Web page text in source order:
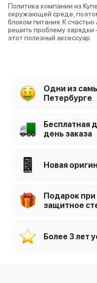
Политика компании из
окружающей среде,
блоком питания. К
решить проблему зарядки
этот полезный аксессуар.
Одни из
Петербурге
Бесплатная
день заказа
Новая
Подарок
защитное
Более 3 лет